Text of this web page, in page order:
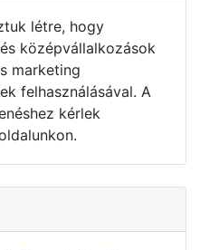
létre, hogy
középvállalkozások
marketing
felhasználásával. A
kérlek